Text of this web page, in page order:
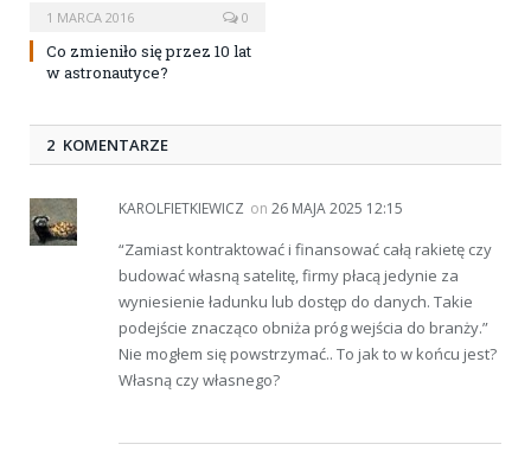
1 MARCA 2016 0
Co zmieniło się przez 10 lat
w astronautyce?
2 KOMENTARZE
KAROLFIETKIEWICZ on 26 MAJA 2025 12:15
“Zamiast kontraktować i finansować całą rakietę czy
budować własną satelitę, firmy płacą jedynie za
wyniesienie ładunku lub dostęp do danych. Takie
podejście znacząco obniża próg wejścia do branży.”
Nie mogłem się powstrzymać.. To jak to w końcu jest?
Własną czy własnego?